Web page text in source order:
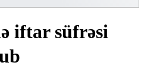
iftar süfrəsi